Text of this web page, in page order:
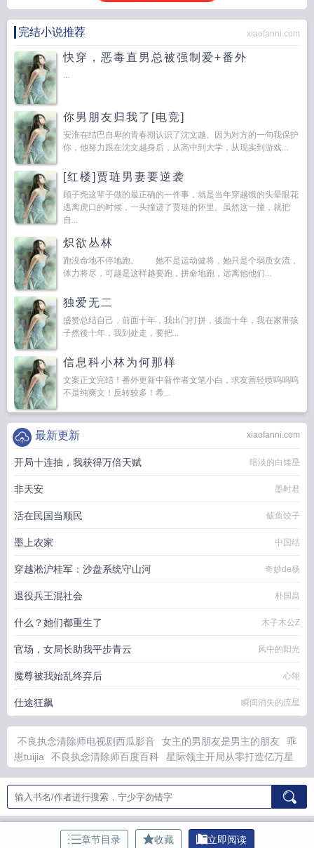
完结小说推荐 xiaofanni.com
快穿，恶毒直男总被强制爱+番外
...
你男朋友归我了[电竞]
安淮在结巴自卑的青春期认识了沈文越。因为对方的一句我保护
你，他努力跟在沈文越身后，从高中到大学，从现实到游戏...
[红楼]贾琏男妻要逆袭
顾子尧这辈子做的最正确的一件事，就是当年穿越饿的头晕眼花
逃离虎口的时候，一头撞进了贾琏的怀里。虽然这一撞，就把
自...
炽欲丛林
跑没命地不停地跑。 她不是运动健将，她只是个弱质女流，
体力将尽，可越是这样越要跑，拼命地跑，远离他他们...
独爱无二
盛赞总结自己，前面十年，我出门打拼，後面十年，我在家带孩
子然後十年，我到处走，要把...
信息科小林为何那样
文案正文完结！番外更新中新作者文笔小白，求友善轻喷呜呜呜
不是纯爽文！反转较多！希...
xiaofanni.com
最新更新
开局十连抽，我获得万倍天赋 暗淡的白矮星
非天安 墨时君
活在民国当顺民 鲅鱼饺子
墨上农家 中国结
穿越淞沪桂军：沙盘系统守山河 奇妙de杨
退役兵王混社会 朴国昌
什么？她们都重生了 木子木公Z
官场，女局长助我平步青云 风中的阳光
魔尊被我始乱终弃后 心翎
仕途狂飙 瞬间消失的流星
不良执念清除师电视剧西瓜影音 女主的男朋友是男主的朋友
乖
崽tuijia
不良执念清除师百度百科
星际领主开局从零打造亿万星
免费阅读
不良执念清除师女主叫什么 红楼梦未断
不良执念清除
师剧情简介
红楼梦末曲 闪婚后禁欲总裁掐腰电视剧
审神者择偶
要求有点高吗
闪婚后禁欲总裁掐腰免费阅读 共生之战
乖崽
穿书后F1冠军完整版
重生追夫厉少请签收最新章节列
章节目录 收藏 立即阅读